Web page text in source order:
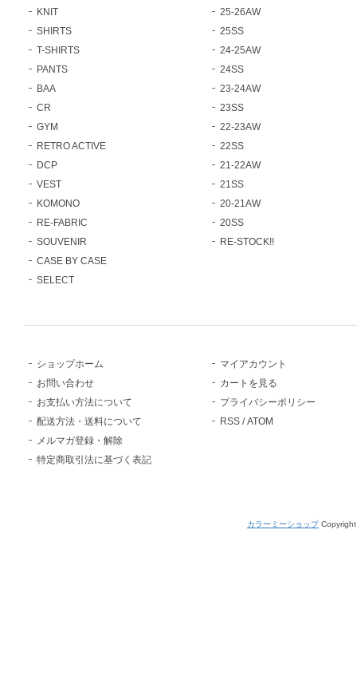
KNIT
SHIRTS
T-SHIRTS
PANTS
BAA
CR
GYM
RETRO ACTIVE
DCP
VEST
KOMONO
RE-FABRIC
SOUVENIR
CASE BY CASE
SELECT
25-26AW
25SS
24-25AW
24SS
23-24AW
23SS
22-23AW
22SS
21-22AW
21SS
20-21AW
20SS
RE-STOCK!!
ショップホーム
お問い合わせ
お支払い方法について
配送方法・送料について
メルマガ登録・解除
特定商取引法に基づく表記
マイアカウント
カートを見る
プライバシーポリシー
RSS /ATOM
カラーミーショップ